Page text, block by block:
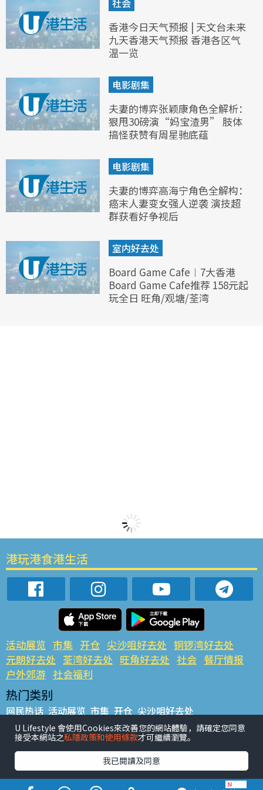
香港今日天气预报 | 天文台未来
九天香港天气预报 香港各区气
温一览
电影剧集
夫妻的博弈张颖康角色全解析：
狠甩30磅演“妈宝渣男” 肢体
搞怪获赞有周星驰底蕴
电影剧集
夫妻的博弈高海宁角色全解构：
癌末人妻变女强人逆袭 演技超
群获看好争视后
室内好去处
Board Game Cafe︱7大香港
Board Game Cafe推荐 158元起
玩全日 旺角/观塘/荃湾
港玩港食港生活
活动展览 市集 开仓 尖沙咀好去处 铜锣湾好去处
元朗好去处 荃湾好去处 旺角好去处 社会 餐厅情报
户外郊游 社会福利
热门类别
网民热话 活动展览 市集 开仓 尖沙咀好去处
铜锣湾好去处 元朗好去处 荃湾好去处 旺角好去处 社会
餐厅情报 户外郊游
热门标签
#UGO揾好去处 #人气活动推介 #美食社群热话
U Lifestyle 會使用Cookies來改善您的網站體驗，請確定您同意
接受本網站之私隱政策和使用條款才可繼續瀏覽。
我已閱讀及同意